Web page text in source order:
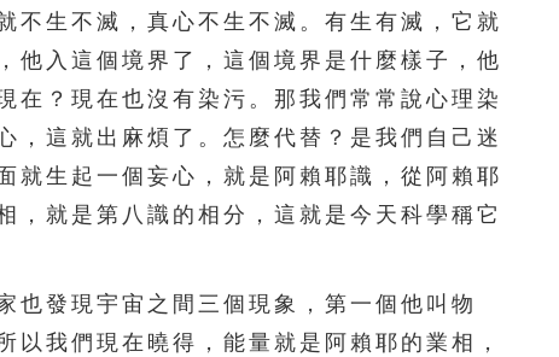
152 153 154 155
156 157 158 159 160
161 162 163 164 165
166 167 168 169 170
不生不滅，真心不生不滅。有生有滅，它就
他入這個境界了，這個境界是什麼樣子，他
在？現在也沒有染污。那我們常常說心理染
，這就出麻煩了。怎麼代替？是我們自己迷
就生起一個妄心，就是阿賴耶識，從阿賴耶
，就是第八識的相分，這就是今天科學稱它
發現宇宙之間三個現象，第一個他叫物
我們現在曉得，能量就是阿賴耶的業相，